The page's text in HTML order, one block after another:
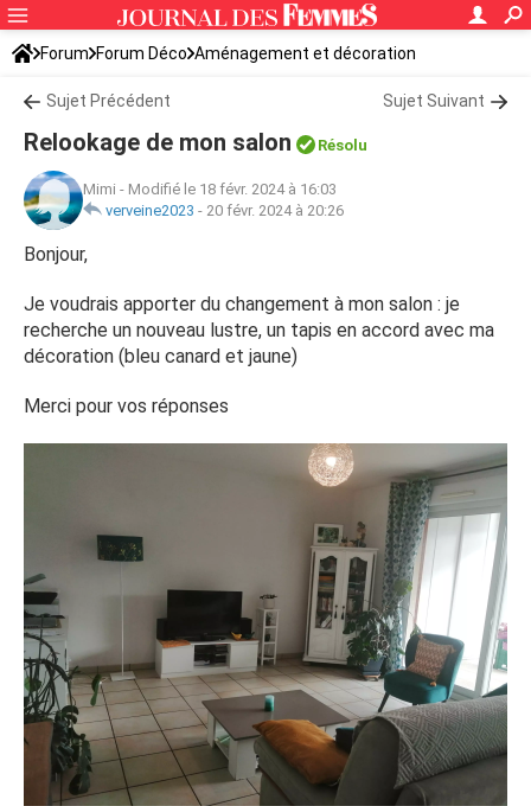
Forum Forum Déco Aménagement et décoration
Idées déco, aménagement
Sujet Précédent Sujet Suivant
Relookage de mon salon Résolu
Mimi - Modifié le 18 févr. 2024 à 16:03
verveine2023 - 20 févr. 2024 à 20:26
Bonjour,
Je voudrais apporter du changement à mon salon : je
recherche un nouveau lustre, un tapis en accord avec ma
décoration (bleu canard et jaune)
Merci pour vos réponses